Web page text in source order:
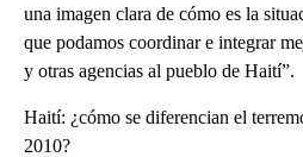
una imagen clara de cómo es la
que podamos coordinar e integrar
y otras agencias al pueblo de Haití”.
Haití: ¿cómo se diferencian el
2010?